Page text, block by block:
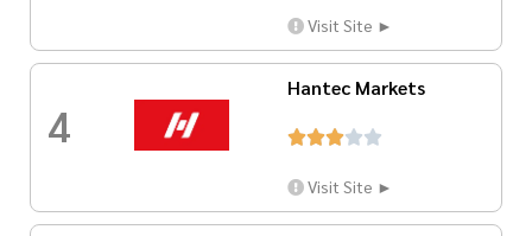
Visit Site ►
4
Hantec Markets

Visit Site ►